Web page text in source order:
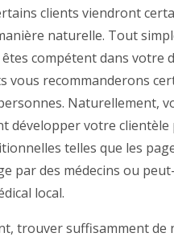
clients viendront
naturelle. Tout
compétent dans votre
vous recommanderons
Naturellement,
développer votre clientèle
telles que les
par des médecins ou
local.
trouver suffisamment de